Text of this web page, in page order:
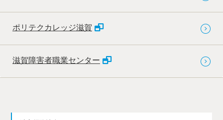
ポリテクカレッジ滋賀
滋賀障害者職業センター